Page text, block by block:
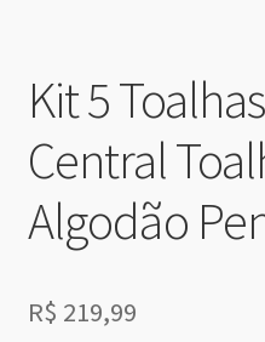
Kit 5
Central
Algodão
R$ 219,99